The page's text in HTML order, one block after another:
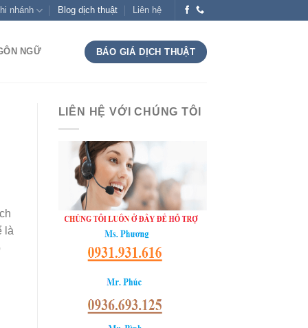
nhánh Blog dịch thuật Liên hệ
NGỮ BÁO GIÁ DỊCH THUẬT
là
LIÊN HỆ VỚI CHÚNG TÔI